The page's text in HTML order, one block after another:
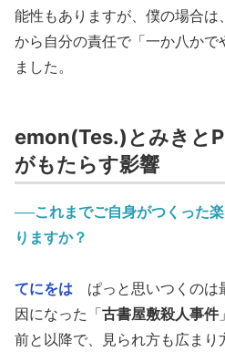
能性もありますが、僕の場合は
から自分の責任で「一か八か
ました。
emon(Tes.)とみきと
がもたらす影響
──これまでご自身がつくった
りますか？
てにをは ぱっと思いつくのは
因になった「古書屋敷殺人事件
前と以降で、見られ方も広ま